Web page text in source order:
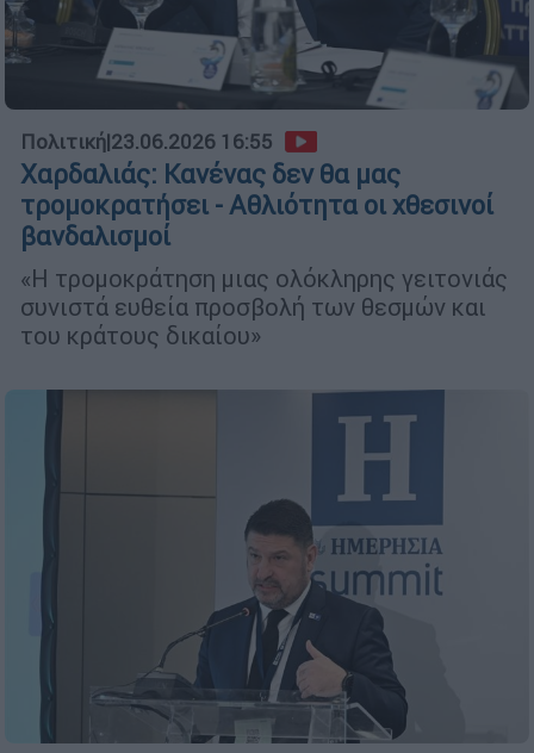
Πολιτική|23.06.2026 16:55
Χαρδαλιάς: Κανένας δεν θα μας
τρομοκρατήσει - Αθλιότητα οι χθεσινοί
βανδαλισμοί
«Η τρομοκράτηση μιας ολόκληρης γειτονιάς
συνιστά ευθεία προσβολή των θεσμών και
του κράτους δικαίου»